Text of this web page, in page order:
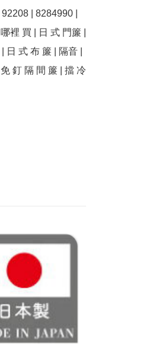
| 8284990 |
裡 買 | 日 式 門簾 |
日 式 布 簾 | 隔音 |
釘 隔 間 簾 | 擋 冷